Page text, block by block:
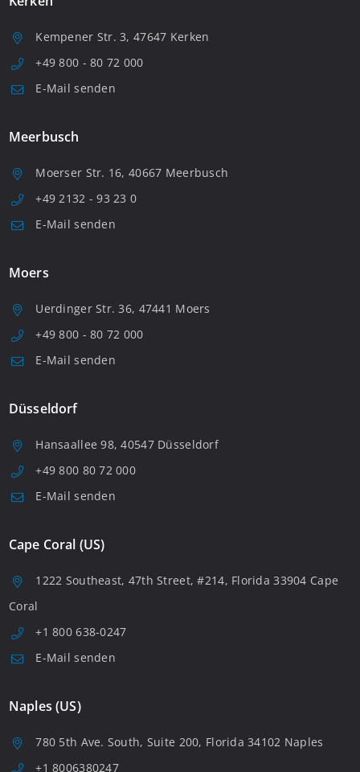
Kempener Str. 3, 47647 Kerken
+49 800 - 80 72 000
E-Mail senden
Meerbusch
Moerser Str. 16, 40667 Meerbusch
+49 2132 - 93 23 0
E-Mail senden
Moers
Uerdinger Str. 36, 47441 Moers
+49 800 - 80 72 000
E-Mail senden
Düsseldorf
Hansaallee 98, 40547 Düsseldorf
+49 800 80 72 000
E-Mail senden
Cape Coral (US)
1222 Southeast, 47th Street, #214, Florida 33904 Cape
Coral
+1 800 638-0247
E-Mail senden
Naples (US)
780 5th Ave. South, Suite 200, Florida 34102 Naples
+1 8006380247